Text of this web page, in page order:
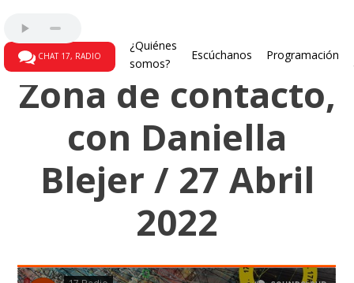
CHAT 17, RADIO
¿Quiénes
somos?
Escúchanos Programación
Zona de contacto,
con Daniella
Blejer / 27 Abril
2022